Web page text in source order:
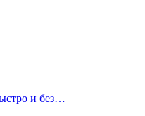
и без…